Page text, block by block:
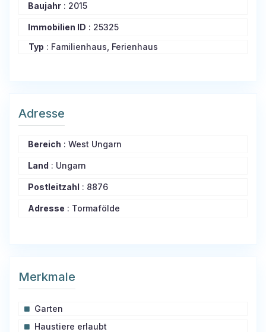
Baujahr : 2015
Immobilien ID : 25325
Typ : Familienhaus, Ferienhaus
Adresse
Bereich : West Ungarn
Land : Ungarn
Postleitzahl : 8876
Adresse : Tormafölde
Merkmale
Garten
Haustiere erlaubt